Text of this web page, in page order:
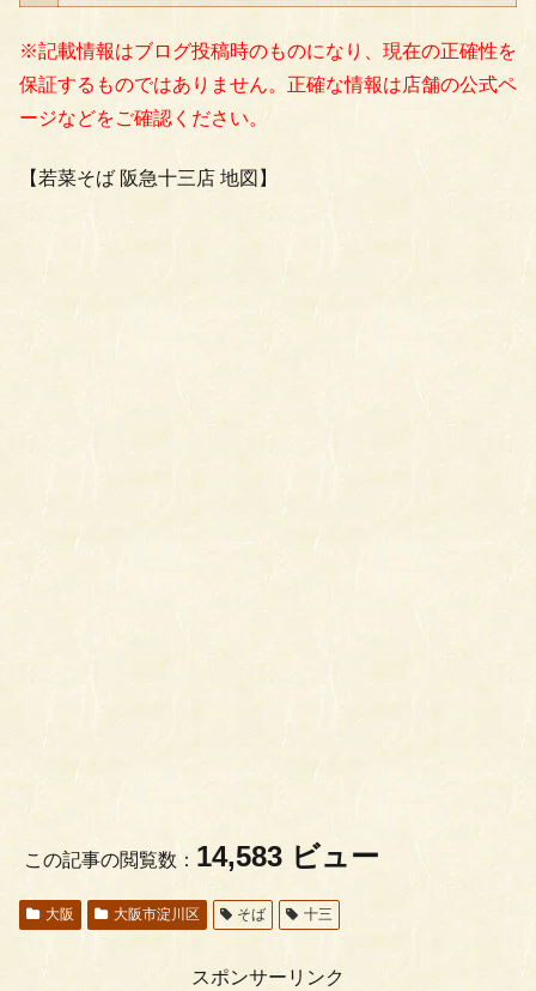
※記載情報はブログ投稿時のものになり、現在の正確性を
保証するものではありません。正確な情報は店舗の公式ペ
ージなどをご確認ください。
【若菜そば 阪急十三店 地図】
この記事の閲覧数： 14,583 ビュー
大阪 大阪市淀川区 そば 十三
スポンサーリンク